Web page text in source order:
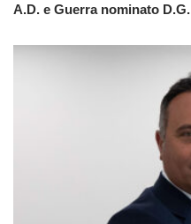
A.D. e Guerra nominato D.G.